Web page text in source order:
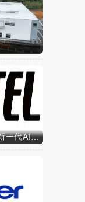
让设备"秒懂"需求！移远新一代AI算力智能模组SH603FC硬核来袭